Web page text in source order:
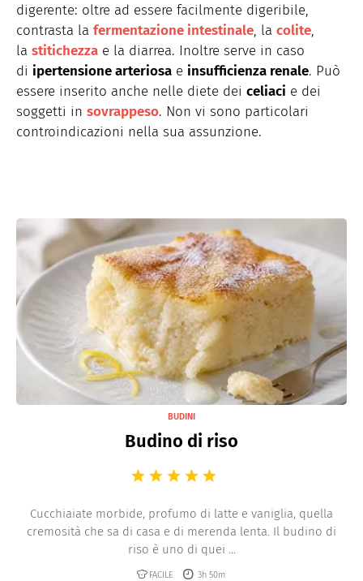
digerente: oltre ad essere facilmente digeribile,
contrasta la fermentazione intestinale, la colite,
la stitichezza e la diarrea. Inoltre serve in caso
di ipertensione arteriosa e insufficienza renale. Può
essere inserito anche nelle diete dei celiaci e dei
soggetti in sovrappeso. Non vi sono particolari
controindicazioni nella sua assunzione.
BUDINI
Budino di riso
Cucchiaiate morbide, profumo di latte e vaniglia, quella
cremosità che sa di casa e di merenda lenta. Il budino di
riso è uno di quei ...
FACILE 3h 50m